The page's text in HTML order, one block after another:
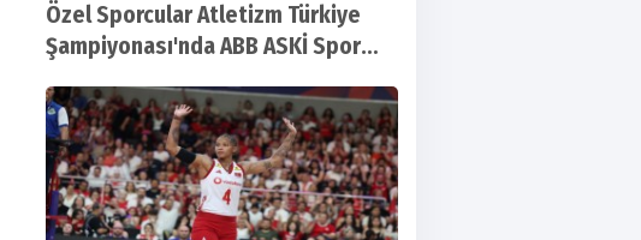
Özel Sporcular Atletizm Türkiye
Şampiyonası'nda ABB ASKİ Spor